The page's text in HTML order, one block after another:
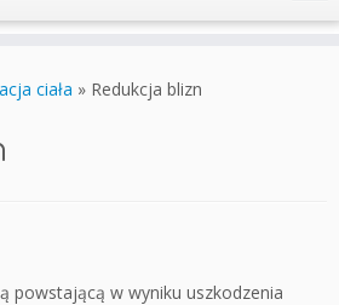
ciała » Redukcja blizn
powstającą w wyniku uszkodzenia